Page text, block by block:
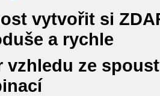
vytvořit si
a rychle
vzhledu ze